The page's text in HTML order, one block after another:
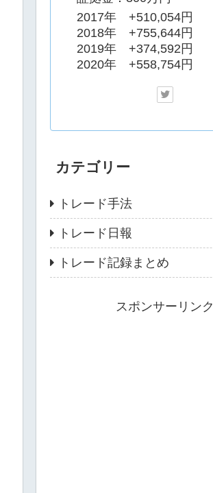
2017年 +510,054円
2018年 +755,644円
2019年 +374,592円
2020年 +558,754円
カテゴリー
トレード手法
トレード日報
トレード記録まとめ
スポンサーリンク